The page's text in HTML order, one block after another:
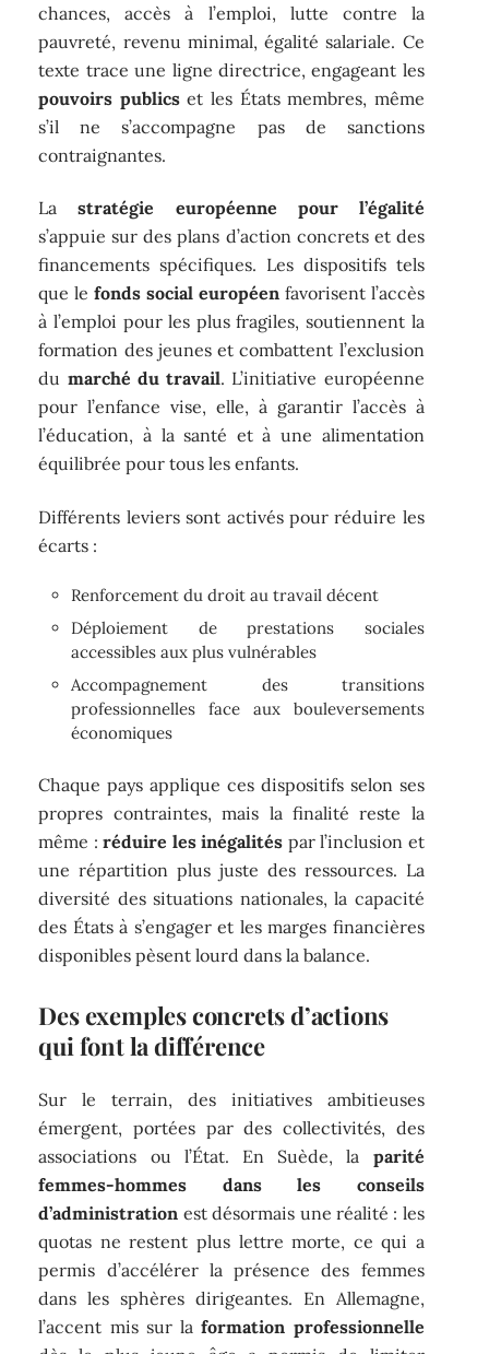
chances, accès à l’emploi, lutte contre la
pauvreté, revenu minimal, égalité salariale. Ce
texte trace une ligne directrice, engageant les
pouvoirs publicset les États membres, même
s’il ne s’accompagne pas de sanctions
contraignantes.
Lastratégie européenne pour l’égalité
s’appuie sur des plans d’action concrets et des
financements spécifiques. Les dispositifs tels
que lefonds social européenfavorisent l’accès
à l’emploi pour les plus fragiles, soutiennent la
formation des jeunes et combattent l’exclusion
du marché du travail. L’initiative européenne
pour l’enfance vise, elle, à garantir l’accès à
l’éducation, à la santé et à une alimentation
équilibrée pour tous les enfants.
Différents leviers sont activés pour réduire les
écarts :
Renforcement du droit au travail décent
Déploiement de prestations sociales
accessibles aux plus vulnérables
Accompagnement des transitions
professionnelles face aux bouleversements
économiques
Chaque pays applique ces dispositifs selon ses
propres contraintes, mais la finalité reste la
même :réduire les inégalités par l’inclusion et
une répartition plus juste des ressources. La
diversité des situations nationales, la capacité
des États à s’engager et les marges financières
disponibles pèsent lourd dans la balance.
Des exemples concrets d’actions
qui font la différence
Sur le terrain, des initiatives ambitieuses
émergent, portées par des collectivités, des
associations ou l’État. En Suède, la parité
femmes-hommes dans les conseils
d’administration est désormais une réalité : les
quotas ne restent plus lettre morte, ce qui a
permis d’accélérer la présence des femmes
dans les sphères dirigeantes. En Allemagne,
l’accent mis sur laformation professionnelle